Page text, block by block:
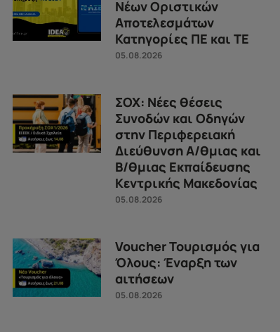
Νέων Οριστικών
Αποτελεσμάτων
Κατηγορίες ΠΕ και ΤΕ
05.08.2026
ΣΟΧ: Νέες θέσεις
Συνοδών και Οδηγών
στην Περιφερειακή
Διεύθυνση Α/θμιας και
Β/θμιας Εκπαίδευσης
Κεντρικής Μακεδονίας
05.08.2026
Voucher Τουρισμός για
Όλους: Έναρξη των
αιτήσεων
05.08.2026